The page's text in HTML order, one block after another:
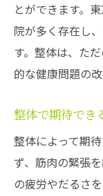
整体と
身体の
それ
整体と
自分に
東大和市上
整体院
とができます。
院が多く存在し
す。整体は、た
的な健康問題の
整体で期待でき
整体によって期
ず、筋肉の緊張
の疲労やだるさ